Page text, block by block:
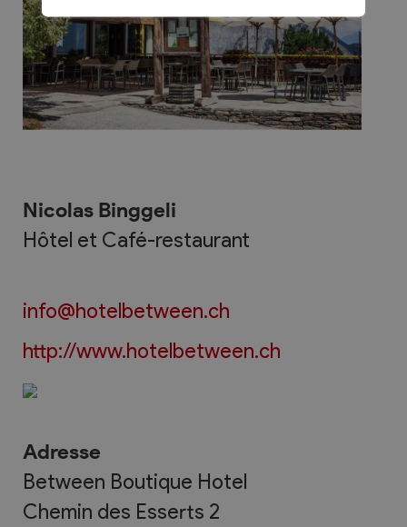
Nicolas Binggeli
Hôtel et Café-restaurant
info@hotelbetween.ch
http://www.hotelbetween.ch
Adresse
Between Boutique Hotel
Chemin des Esserts 2